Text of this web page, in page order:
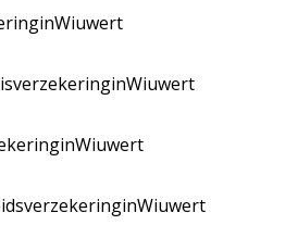
inWiuwert
inWiuwert
inWiuwert
inWiuwert